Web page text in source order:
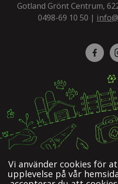
Gotland Grönt Centrum,
0498-69 10 50 |
Vi använder cookies för
upplevelse på vår